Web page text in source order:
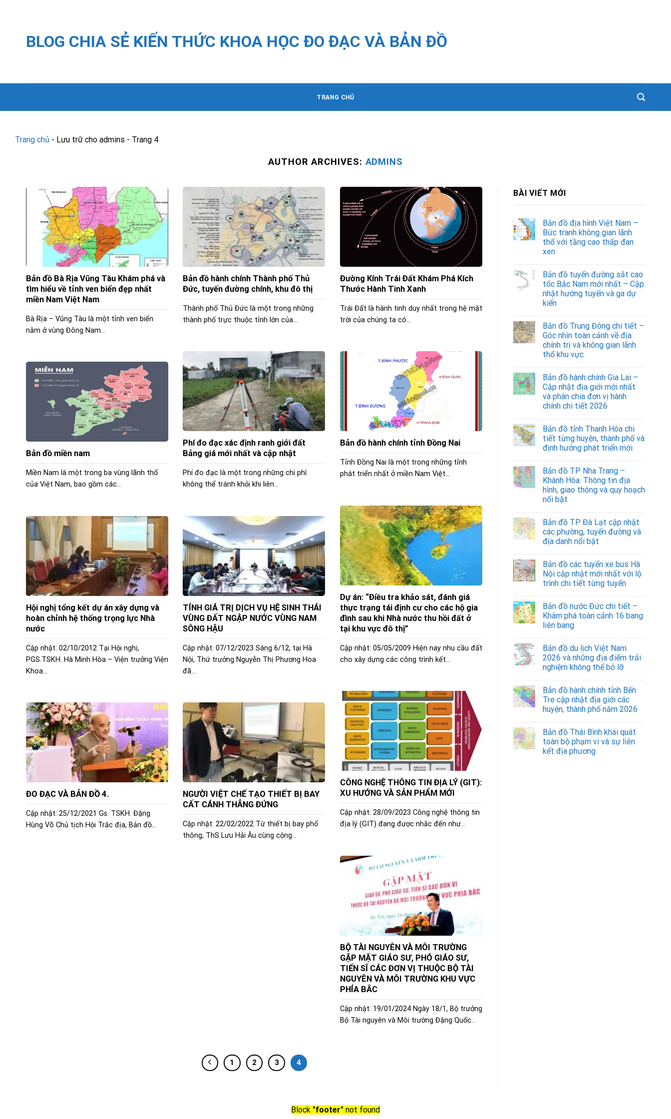
BLOG CHIA SẺ KIẾN THỨC KHOA HỌC ĐO ĐẠC VÀ BẢN ĐỒ
TRANG CHỦ
Trang chủ - Lưu trữ cho admins - Trang 4
AUTHOR ARCHIVES: ADMINS
Bản đồ Bà Rịa Vũng Tàu Khám phá và
tìm hiểu về tỉnh ven biển đẹp nhất
miền Nam Việt Nam
Bà Rịa – Vũng Tàu là một tỉnh ven biển
nằm ở vùng Đông Nam...
Bản đồ hành chính Thành phố Thủ
Đức, tuyến đường chính, khu đô thị
Thành phố Thủ Đức là một trong những
thành phố trực thuộc tỉnh lớn của...
Đường Kính Trái Đất Khám Phá Kích
Thước Hành Tinh Xanh
Trái Đất là hành tinh duy nhất trong hệ mặt
trời của chúng ta có...
Phí đo đạc xác định ranh giới đất
Bảng giá mới nhất và cập nhật
Phí đo đạc là một trong những chi phí
không thể tránh khỏi khi liên...
Bản đồ hành chính tỉnh Đồng Nai
Tỉnh Đồng Nai là một trong những tỉnh
phát triển nhất ở miền Nam Việt...
Bản đồ miền nam
Miền Nam là một trong ba vùng lãnh thổ
của Việt Nam, bao gồm các...
Dự án: “Điều tra khảo sát, đánh giá
thực trạng tái định cư cho các hộ gia
đình sau khi Nhà nước thu hồi đất ở
tại khu vực đô thị”
Cập nhật: 05/05/2009 Hiện nay nhu cầu đất
cho xây dựng các công trình kết...
Hội nghị tổng kết dự án xây dựng và
hoàn chỉnh hệ thống trọng lực Nhà
nước
Cập nhật: 02/10/2012 Tại Hội nghị,
PGS.TSKH. Hà Minh Hòa – Viện trưởng Viện
Khoa...
TÍNH GIÁ TRỊ DỊCH VỤ HỆ SINH THÁI
VÙNG ĐẤT NGẬP NƯỚC VÙNG NAM
SÔNG HẬU
Cập nhật: 07/12/2023 Sáng 6/12, tại Hà
Nội, Thứ trưởng Nguyễn Thị Phương Hoa
đã...
CÔNG NGHỆ THÔNG TIN ĐỊA LÝ (GIT):
XU HƯỚNG VÀ SẢN PHẨM MỚI
Cập nhật: 28/09/2023 Công nghệ thông tin
địa lý (GIT) đang được nhắc đến như...
ĐO ĐẠC VÀ BẢN ĐỒ 4.
Cập nhật: 25/12/2021 Gs. TSKH. Đặng
Hùng Võ Chủ tịch Hội Trắc địa, Bản đồ...
NGƯỜI VIỆT CHẾ TẠO THIẾT BỊ BAY
CẤT CÁNH THẲNG ĐỨNG
Cập nhật: 22/02/2022 Từ thiết bị bay phổ
thông, ThS Lưu Hải Âu cùng cộng...
BỘ TÀI NGUYÊN VÀ MÔI TRƯỜNG
GẶP MẶT GIÁO SƯ, PHÓ GIÁO SƯ,
TIẾN SĨ CÁC ĐƠN VỊ THUỘC BỘ TÀI
NGUYÊN VÀ MÔI TRƯỜNG KHU VỰC
PHÍA BẮC
Cập nhật: 19/01/2024 Ngày 18/1, Bộ trưởng
Bộ Tài nguyên và Môi trường Đặng Quốc...
1 2 3 4
BÀI VIẾT MỚI
Bản đồ địa hình Việt Nam –
Bức tranh không gian lãnh
thổ với tầng cao thấp đan
xen
Bản đồ tuyến đường sắt cao
tốc Bắc Nam mới nhất – Cập
nhật hướng tuyến và ga dự
kiến
Bản đồ Trung Đông chi tiết –
Góc nhìn toàn cảnh về địa
chính trị và không gian lãnh
thổ khu vực
Bản đồ hành chính Gia Lai –
Cập nhật địa giới mới nhất
và phân chia đơn vị hành
chính chi tiết 2026
Bản đồ tỉnh Thanh Hóa chi
tiết từng huyện, thành phố và
định hướng phát triển mới
Bản đồ TP Nha Trang –
Khánh Hòa: Thông tin địa
hình, giao thông và quy hoạch
nổi bật
Bản đồ TP Đà Lạt cập nhật
các phường, tuyến đường và
địa danh nổi bật
Bản đồ các tuyến xe bus Hà
Nội cập nhật mới nhất với lộ
trình chi tiết từng tuyến
Bản đồ nước Đức chi tiết –
Khám phá toàn cảnh 16 bang
liên bang
Bản đồ du lịch Việt Nam
2026 và những địa điểm trải
nghiệm không thể bỏ lỡ
Bản đồ hành chính tỉnh Bến
Tre cập nhật địa giới các
huyện, thành phố năm 2026
Bản đồ Thái Bình khái quát
toàn bộ phạm vi và sự liên
kết địa phương
Block "footer" not found